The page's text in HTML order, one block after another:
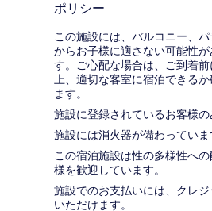
ポリシー
この施設には、バルコニー、
からお子様に適さない可能性
す。ご心配な場合は、ご到着
上、適切な客室に宿泊できる
ます。
施設に登録されているお客様の
施設には消火器が備わっていま
この宿泊施設は性の多様性へ
様を歓迎しています。
施設でのお支払いには、クレ
いただけます。